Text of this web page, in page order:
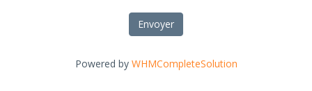
Envoyer
Powered by WHMCompleteSolution